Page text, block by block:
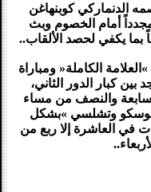
الدنماركي كوبنهاغن
أمام الخصوم وبث
بما يكفي لحصد الألقاب..
الكاملة« ومباراة
بين كبار الدور الثاني،
والنصف من مساء
موسكو وتشلسي »بشكل
في العاشرة إلا ربع من